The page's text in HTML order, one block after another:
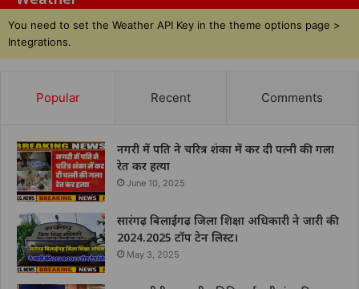
You need to set the Weather API Key in the theme options page >
Integrations.
Popular Recent Comments
नगरी में पति ने चरित्र शंका में कर दी पत्नी की गला
रेत कर हत्या
June 10, 2025
सारंगढ़ बिलाईगढ़ जिला शिक्षा अधिकारी ने जारी की
2024.2025 टॉप टेन लिस्ट।
May 3, 2025